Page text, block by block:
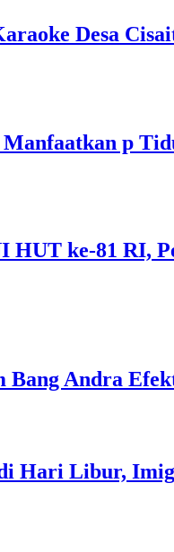
Desa
Manfaatkan p
HUT ke-81 RI,
Bang Andra
Hari Libur,